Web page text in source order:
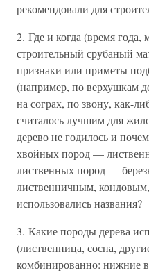
рекомендовали для
2. Где и когда (время года,
строительный срубаный
признаки или приметы
(например, по верхушкам
на сограх, по звону, как-
считалось лучшим для
дерево не годилось и
хвойных пород —
лиственных пород —
лиственничным,
использовались названия?
3. Какие породы дерева
(лиственница, сосна,
комбинированно: нижние